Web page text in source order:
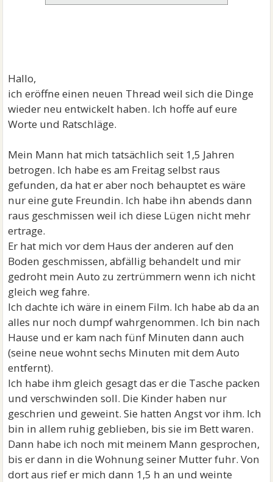
Hallo,
ich eröffne einen neuen Thread weil sich die Dinge
wieder neu entwickelt haben. Ich hoffe auf eure
Worte und Ratschläge.
Mein Mann hat mich tatsächlich seit 1,5 Jahren
betrogen. Ich habe es am Freitag selbst raus
gefunden, da hat er aber noch behauptet es wäre
nur eine gute Freundin. Ich habe ihn abends dann
raus geschmissen weil ich diese Lügen nicht mehr
ertrage.
Er hat mich vor dem Haus der anderen auf den
Boden geschmissen, abfällig behandelt und mir
gedroht mein Auto zu zertrümmern wenn ich nicht
gleich weg fahre.
Ich dachte ich wäre in einem Film. Ich habe ab da an
alles nur noch dumpf wahrgenommen. Ich bin nach
Hause und er kam nach fünf Minuten dann auch
(seine neue wohnt sechs Minuten mit dem Auto
entfernt).
Ich habe ihm gleich gesagt das er die Tasche packen
und verschwinden soll. Die Kinder haben nur
geschrien und geweint. Sie hatten Angst vor ihm. Ich
bin in allem ruhig geblieben, bis sie im Bett waren.
Dann habe ich noch mit meinem Mann gesprochen,
bis er dann in die Wohnung seiner Mutter fuhr. Von
dort aus rief er mich dann 1,5 h an und weinte